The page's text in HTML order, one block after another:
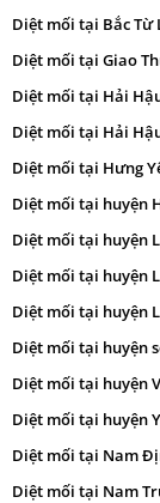
Diệt mối tại Bắc Từ
Diệt mối tại Giao
Diệt mối tại Hải
Diệt mối tại Hải
Diệt mối tại Hưng
Diệt mối tại huyện
Diệt mối tại huyện
Diệt mối tại huyện
Diệt mối tại huyện
Diệt mối tại huyện
Diệt mối tại huyện
Diệt mối tại huyện
Diệt mối tại Nam
Diệt mối tại Nam